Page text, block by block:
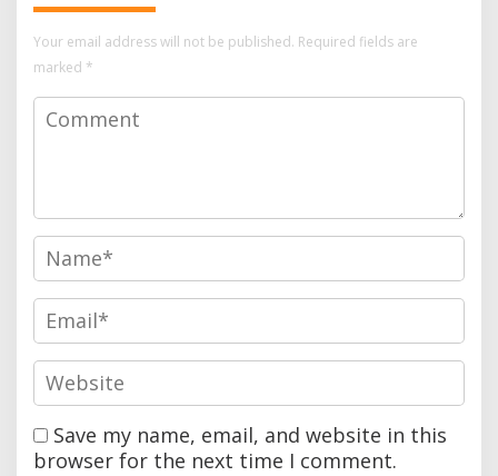
Your email address will not be published. Required fields are
marked *
Save my name, email, and website in this
browser for the next time I comment.